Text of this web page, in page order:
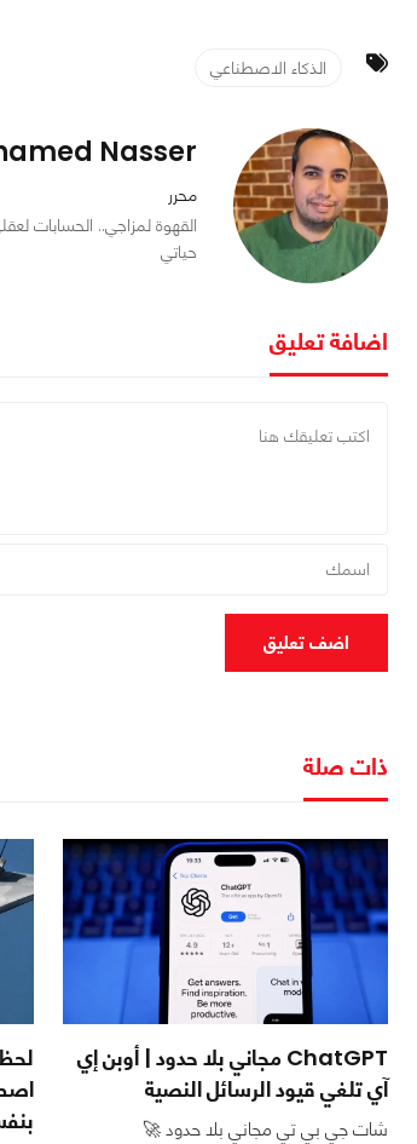
الذكاء الاصطناعي
Nasser
محرر
القهوة لمزاجي.. الحسابات
حياتي
اضافة تعليق
اضف تعليق
ذات صلة
ChatGPT مجاني بلا حدود | أوبن إي
آي تلغي قيود الرسائل النصية
شات جي بي تي مجاني بلا حدود 🚀